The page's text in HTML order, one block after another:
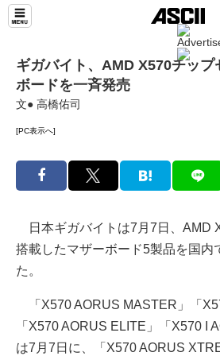
ギガバイト、AMD X570チップ
ボードを一斉発売
文● 高橋佑司
[PC表示へ]
日本ギガバイトは7月7日、AMD
搭載したマザーボード5製品を国内
た。
「X570 AORUS MASTER」「
「X570 AORUS ELITE」「X570 I
は7月7日に、「X570 AORUS